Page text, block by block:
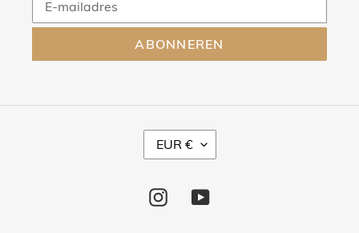
ABONNEREN
V
A
U
T
EUR €
InstagramYouTube